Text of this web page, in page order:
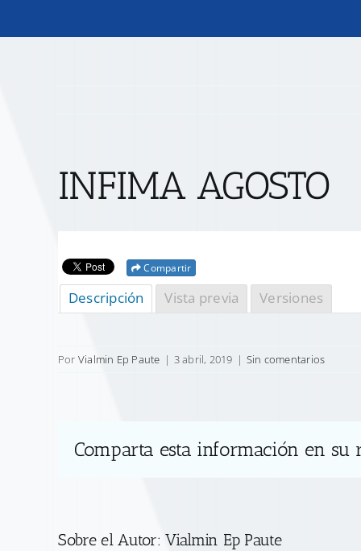
INFIMA AGOSTO
Compartir
Descripción Vista previa Versiones
Por Vialmin Ep Paute | 3 abril, 2019 | Sin comentarios
Comparta esta información en su
Sobre el Autor:Vialmin Ep Paute